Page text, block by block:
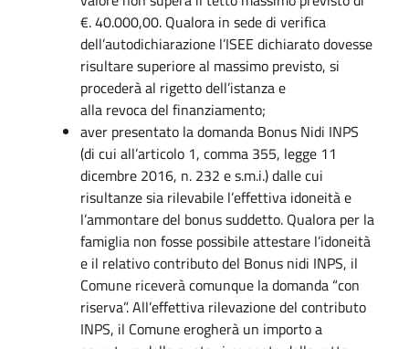
€. 40.000,00. Qualora in sede di verifica
dell’autodichiarazione l’ISEE dichiarato dovesse
risultare superiore al massimo previsto, si
procederà al rigetto dell’istanza e
alla revoca del finanziamento;
aver presentato la domanda Bonus Nidi INPS
(di cui all’articolo 1, comma 355, legge 11
dicembre 2016, n. 232 e s.m.i.) dalle cui
risultanze sia rilevabile l’effettiva idoneità e
l’ammontare del bonus suddetto. Qualora per la
famiglia non fosse possibile attestare l’idoneità
e il relativo contributo del Bonus nidi INPS, il
Comune riceverà comunque la domanda “con
riserva”. All’effettiva rilevazione del contributo
INPS, il Comune erogherà un importo a